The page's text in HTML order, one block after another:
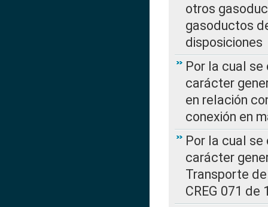
otros
gasoductos
disposiciones
Por la cual
carácter
en relación
conexión en
Por la cual
carácter
Transporte
CREG 071 de